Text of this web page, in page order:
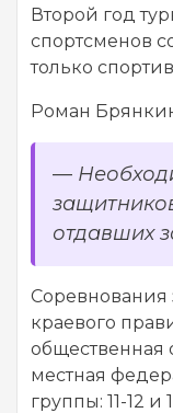
Второй год
спортсменов
только
Роман
—
отдавших
Соревнования
краевого
общественная
местная
группы: 11-12 и